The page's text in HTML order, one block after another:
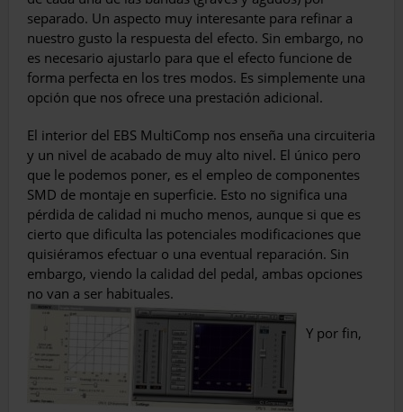
separado. Un aspecto muy interesante para refinar a
nuestro gusto la respuesta del efecto. Sin embargo, no
es necesario ajustarlo para que el efecto funcione de
forma perfecta en los tres modos. Es simplemente una
opción que nos ofrece una prestación adicional.
El interior del EBS MultiComp nos enseña una circuiteria
y un nivel de acabado de muy alto nivel. El único pero
que le podemos poner, es el empleo de componentes
SMD de montaje en superficie. Esto no significa una
pérdida de calidad ni mucho menos, aunque si que es
cierto que dificulta las potenciales modificaciones que
quisiéramos efectuar o una eventual reparación. Sin
embargo, viendo la calidad del pedal, ambas opciones
no van a ser habituales.
Y por fin,